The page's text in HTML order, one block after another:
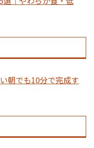
朝でも10分で完成す